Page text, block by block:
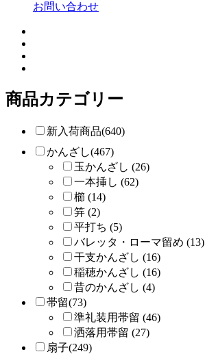
お問い合わせ
商品カテゴリー
新入荷商品(640)
かんざし(467)
玉かんざし (26)
一本挿し (62)
櫛 (14)
笄 (2)
平打ち (5)
バレッタ・ローマ留め (13)
干支かんざし (16)
稲穂かんざし (16)
昔のかんざし (4)
帯留(73)
準礼装用帯留 (46)
洒落用帯留 (27)
扇子(249)